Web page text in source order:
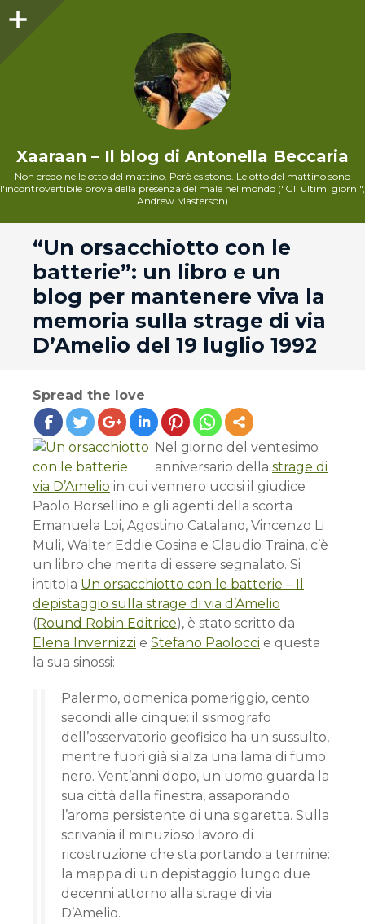
Xaaraan – Il blog di Antonella Beccaria
Non credo nelle otto del mattino. Però esistono. Le otto del mattino sono
l'incontrovertibile prova della presenza del male nel mondo ("Gli ultimi giorni",
Andrew Masterson)
“Un orsacchiotto con le
batterie”: un libro e un
blog per mantenere viva la
memoria sulla strage di via
D’Amelio del 19 luglio 1992
Spread the love
Nel giorno del ventesimo
anniversario della strage di
via D’Amelio in cui vennero uccisi il giudice
Paolo Borsellino e gli agenti della scorta
Emanuela Loi, Agostino Catalano, Vincenzo Li
Muli, Walter Eddie Cosina e Claudio Traina, c’è
un libro che merita di essere segnalato. Si
intitola Un orsacchiotto con le batterie – Il
depistaggio sulla strage di via d’Amelio
(Round Robin Editrice), è stato scritto da
Elena Invernizzi e Stefano Paolocci e questa
la sua sinossi:
Palermo, domenica pomeriggio, cento
secondi alle cinque: il sismografo
dell’osservatorio geofisico ha un sussulto,
mentre fuori già si alza una lama di fumo
nero. Vent’anni dopo, un uomo guarda la
sua città dalla finestra, assaporando
l’aroma persistente di una sigaretta. Sulla
scrivania il minuzioso lavoro di
ricostruzione che sta portando a termine:
la mappa di un depistaggio lungo due
decenni attorno alla strage di via
D’Amelio.